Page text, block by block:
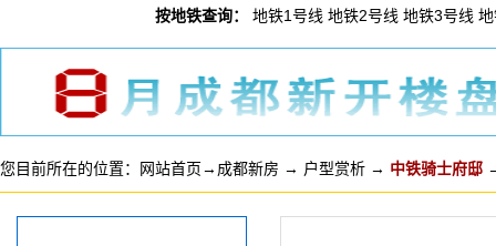
按地铁查询：
地铁1号线 地铁2号线 地铁3号线
您目前所在的位置： 网站首页→ 成都新房 → 户型赏析 → 中铁骑士府邸